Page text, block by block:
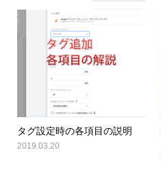
タグ設定時の各項目の説明
2019.03.20